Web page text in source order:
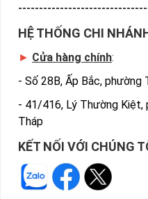
HỆ THỐNG CHI
► Cửa hàng chính:
- Số 28B, Ấp Bắc, phường
- 41/416, Lý Thường Kiệt,
Tháp
KẾT NỐI VỚI CHÚNG